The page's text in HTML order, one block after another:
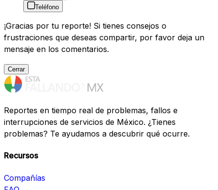
Teléfono
¡Gracias por tu reporte! Si tienes consejos o
frustraciones que deseas compartir, por favor deja un
mensaje en los comentarios.
Cerrar
Reportes en tiempo real de problemas, fallos e
interrupciones de servicios de México. ¿Tienes
problemas? Te ayudamos a descubrir qué ocurre.
Recursos
Compañías